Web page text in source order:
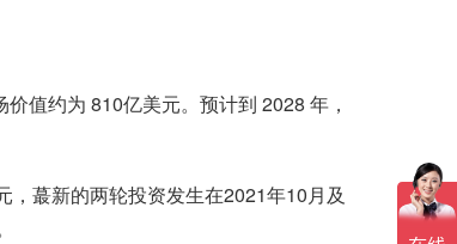
值约为 810亿美元。预计到 2028 年，
蕞新的两轮投资发生在2021年10月及